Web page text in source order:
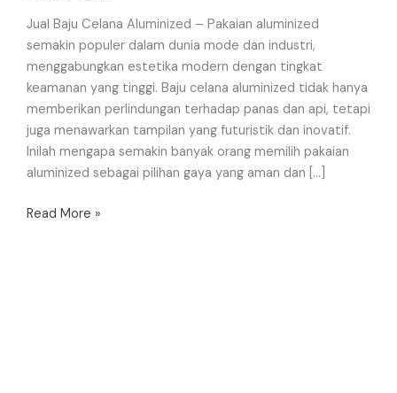
Jual Baju Celana Aluminized – Pakaian aluminized
semakin populer dalam dunia mode dan industri,
menggabungkan estetika modern dengan tingkat
keamanan yang tinggi. Baju celana aluminized tidak hanya
memberikan perlindungan terhadap panas dan api, tetapi
juga menawarkan tampilan yang futuristik dan inovatif.
Inilah mengapa semakin banyak orang memilih pakaian
aluminized sebagai pilihan gaya yang aman dan […]
Read More »